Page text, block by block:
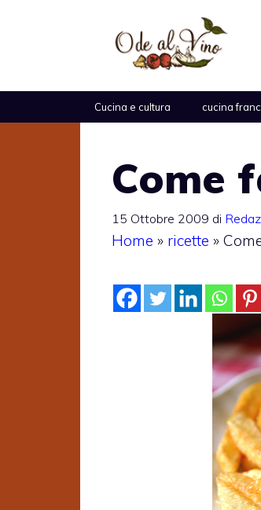
Cucina e cultura cucina
Come
15 Ottobre 2009 di
Home » ricette »